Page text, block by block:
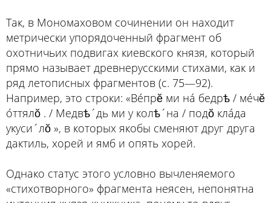
Так, в Мономаховом сочинении он находит
метрически упорядоченный фрагмент об
охотничьих подвигах киевского князя, который
прямо называет древнерусскими стихами, как и
ряд летописных фрагментов (с. 75—92).
Например, это строки: «Вéпрĕ ми нá бедрѣ / мéчĕ
óттялŏ . / Медвѣ´дь ми у колѣ´на / подŏ клáда
укуси´лŏ », в которых якобы сменяют друг друга
дактиль, хорей и ямб и опять хорей.
Однако статус этого условно вычленяемого
«стихотворного» фрагмента неясен, непонятна